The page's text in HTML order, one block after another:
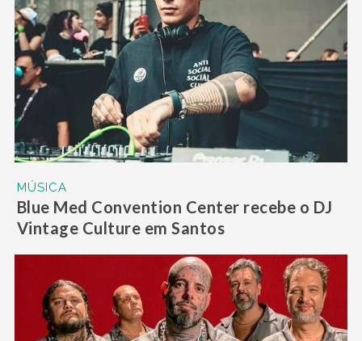
MÚSICA
Blue Med Convention Center recebe o DJ
Vintage Culture em Santos